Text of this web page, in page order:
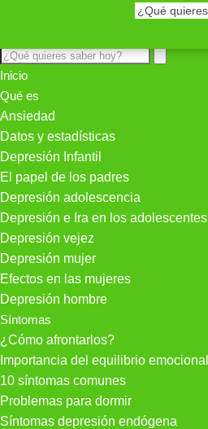
Inicio
Qué es
Ansiedad
Datos y estadísticas
Depresión Infantil
El papel de los padres
Depresión adolescencia
Depresión e Ira en los adolescentes
Depresión vejez
Depresión mujer
Efectos en las mujeres
Depresión hombre
Síntomas
¿Cómo afrontarlos?
Importancia del equilibrio emocional
10 síntomas comunes
Problemas para dormir
Síntomas depresión endógena